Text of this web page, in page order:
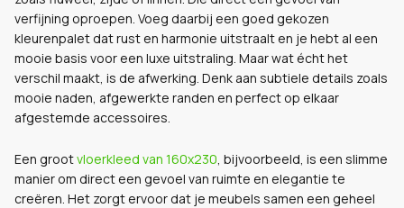
verfijning oproepen. Voeg daarbij een goed gekozen
kleurenpalet dat rust en harmonie uitstraalt en je hebt al een
mooie basis voor een luxe uitstraling. Maar wat écht het
verschil maakt, is de afwerking. Denk aan subtiele details zoals
mooie naden, afgewerkte randen en perfect op elkaar
afgestemde accessoires.
Een grootvloerkleed van 160x230, bijvoorbeeld, is een slimme
manier om direct een gevoel van ruimte en elegantie te
creëren. Het zorgt ervoor dat je meubels samen een geheel